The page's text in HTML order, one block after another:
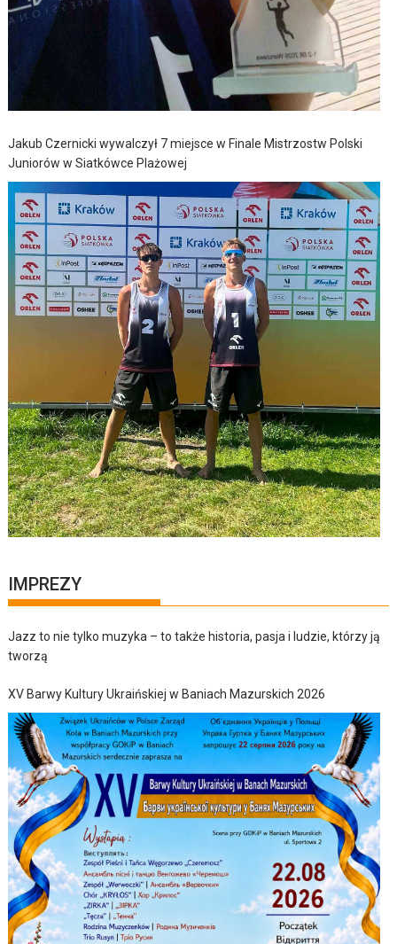
Jakub Czernicki wywalczył 7 miejsce w Finale Mistrzostw Polski
Juniorów w Siatkówce Plażowej
IMPREZY
Jazz to nie tylko muzyka – to także historia, pasja i ludzie, którzy ją
tworzą
XV Barwy Kultury Ukraińskiej w Baniach Mazurskich 2026